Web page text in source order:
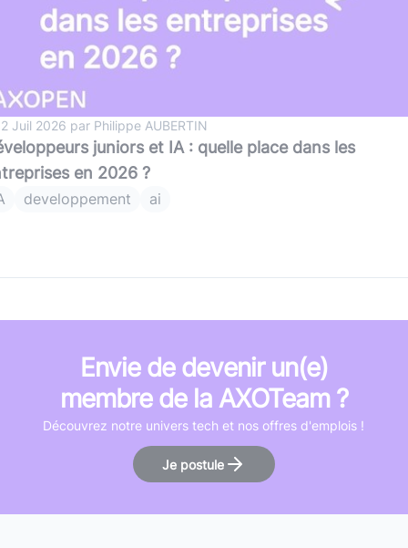
Juil 2026 par Philippe AUBERTIN
juniors et IA : quelle place dans les
en 2026 ?
developpement ai
Envie de devenir un(e)
membre de la AXOTeam ?
Découvrez notre univers tech et nos offres d'emplois !
Je postule